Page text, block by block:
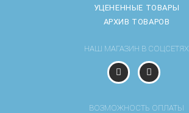
УЦЕНЕННЫЕ ТОВАРЫ
АРХИВ ТОВАРОВ
НАШ МАГАЗИН В СОЦСЕТЯХ
ВОЗМОЖНОСТЬ ОПЛАТЫ